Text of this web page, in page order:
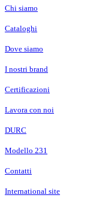
Chi siamo
Cataloghi
Dove siamo
I nostri brand
Certificazioni
Lavora con noi
DURC
Modello 231
Contatti
International site